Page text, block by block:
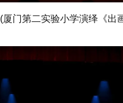
(厦门第二实验小学演绎《出